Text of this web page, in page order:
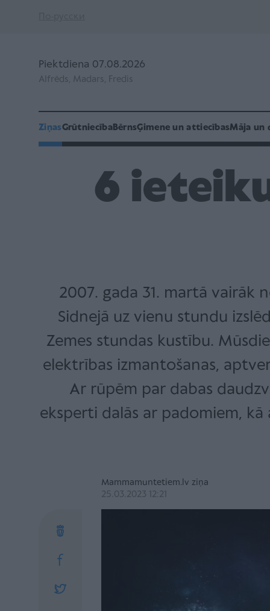
Piektdiena 07.08.2026
Alfrēds, Madars, Fredis
ZiņasGrūtniecībaBērnsĢimene un attiecībasMāja un
6
2007. gada 31. martā vairāk
Sidnejā uz vienu stundu
Zemes stundas kustību.
elektrības izmantošanas,
Ar rūpēm par dabas
eksperti dalās ar padomiem,
Mammamuntetiem.lv ziņa
25.03.2023 12:21